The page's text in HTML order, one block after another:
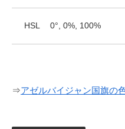
HSL 0°, 0%, 100%
⇒アゼルバイジャン国旗の